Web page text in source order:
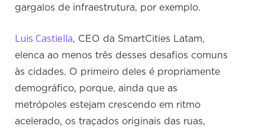
gargalos de infraestrutura, por exemplo.
Luis Castiella, CEO da SmartCities Latam,
elenca ao menos três desses desafios comuns
às cidades. O primeiro deles é propriamente
demográfico, porque, ainda que as
metrópoles estejam crescendo em ritmo
acelerado, os traçados originais das ruas,